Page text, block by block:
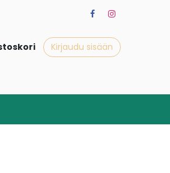
Kirjaudu sisään